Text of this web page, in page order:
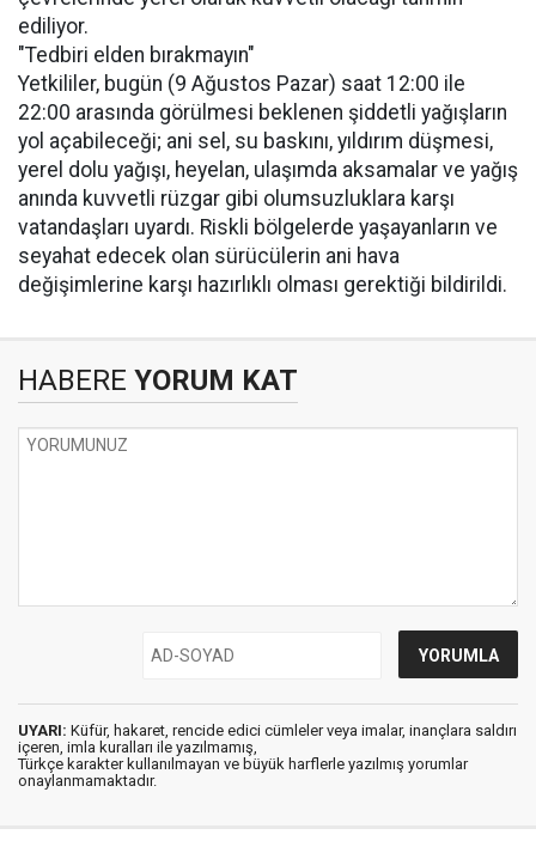
ediliyor.
"Tedbiri elden bırakmayın"
Yetkililer, bugün (9 Ağustos Pazar) saat 12:00 ile
22:00 arasında görülmesi beklenen şiddetli yağışların
yol açabileceği; ani sel, su baskını, yıldırım düşmesi,
yerel dolu yağışı, heyelan, ulaşımda aksamalar ve yağış
anında kuvvetli rüzgar gibi olumsuzluklara karşı
vatandaşları uyardı. Riskli bölgelerde yaşayanların ve
seyahat edecek olan sürücülerin ani hava
değişimlerine karşı hazırlıklı olması gerektiği bildirildi.
HABERE YORUM KAT
UYARI: Küfür, hakaret, rencide edici cümleler veya imalar, inançlara saldırı
içeren, imla kuralları ile yazılmamış,
Türkçe karakter kullanılmayan ve büyük harflerle yazılmış yorumlar
onaylanmamaktadır.